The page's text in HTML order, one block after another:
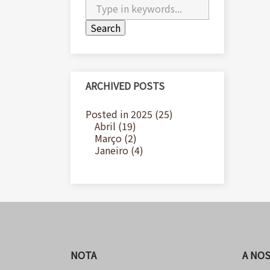
ARCHIVED POSTS
Posted in 2025 (25)
Abril (19)
Março (2)
Janeiro (4)
NOTA A